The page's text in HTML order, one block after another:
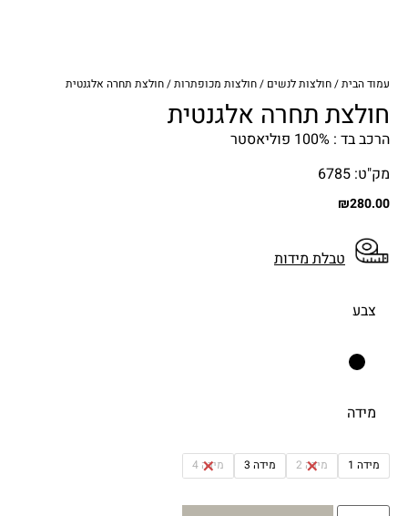
עמוד הבית/חולצות לנשים /חולצות מכופתרות/ חולצת תחרה אלגנטית
חולצת תחרה אלגנטית
הרכב בד : 100% פוליאסטר
מק"ט: 6785
₪280.00
טבלת מידות
צבע
מידה
מידה 1 מידה 2 מידה 3 מידה 4